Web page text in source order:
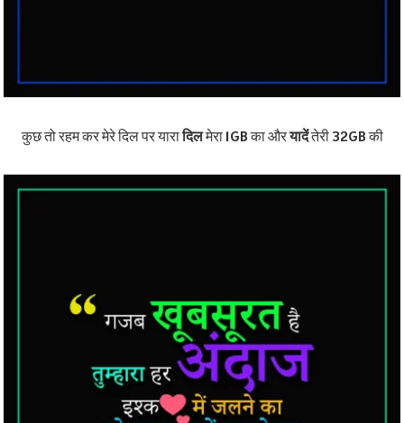
कुछ तो रहम कर मेरे दिल पर यारादिलमेरा 1GB का औरयादेंतेरी 32GB की